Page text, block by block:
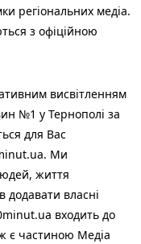
регіональних медіа.
з офіційною
висвітленням
№1 у Тернополі за
для Вас
Ми
життя
додавати власні
входить до
є частиною Медіа